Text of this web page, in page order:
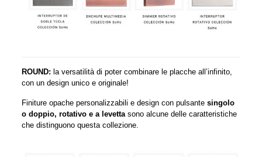
ROUND: la versatilità di poter combinare le placche all’infinito,
con un design unico e originale!
Finiture opache personalizzabili e design con pulsante singolo
o doppio, rotativo e a levettasono alcune delle caratteristiche
che distinguono questa collezione.